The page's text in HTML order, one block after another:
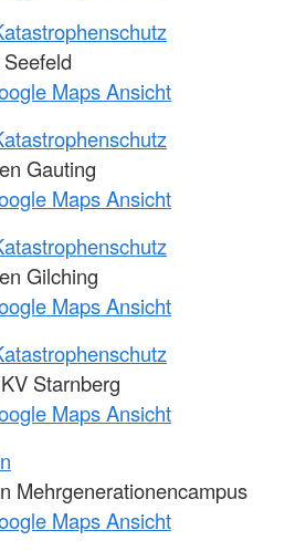
Maps Ansicht
Gauting
Maps Ansicht
Gilching
Maps Ansicht
Starnberg
Maps Ansicht
Mehrgenerationencampus
Maps Ansicht